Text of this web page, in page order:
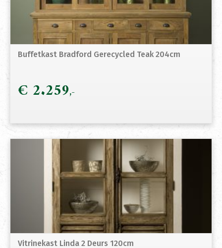
Buffetkast Bradford Gerecycled Teak 204cm
€ 2.259
Vitrinekast Linda 2 Deurs 120cm